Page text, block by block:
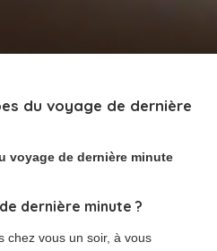
du voyage de dernière
voyage de dernière minute
dernière minute ?
chez vous un soir, à vous